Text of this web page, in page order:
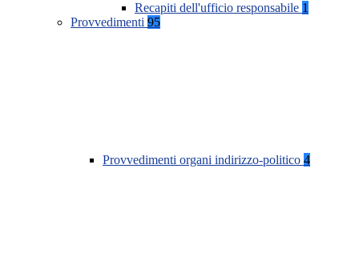
Recapiti dell'ufficio responsabile 1
Provvedimenti 95
Provvedimenti organi indirizzo-politico 4